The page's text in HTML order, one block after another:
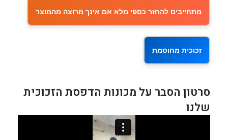
מתחייבים להחזר כספי מלא אם אינך מרוצה מהמוצר
זכוכית מחוסמת
סרטון הסבר על מכונות הדפסת הזכוכית
שלנו